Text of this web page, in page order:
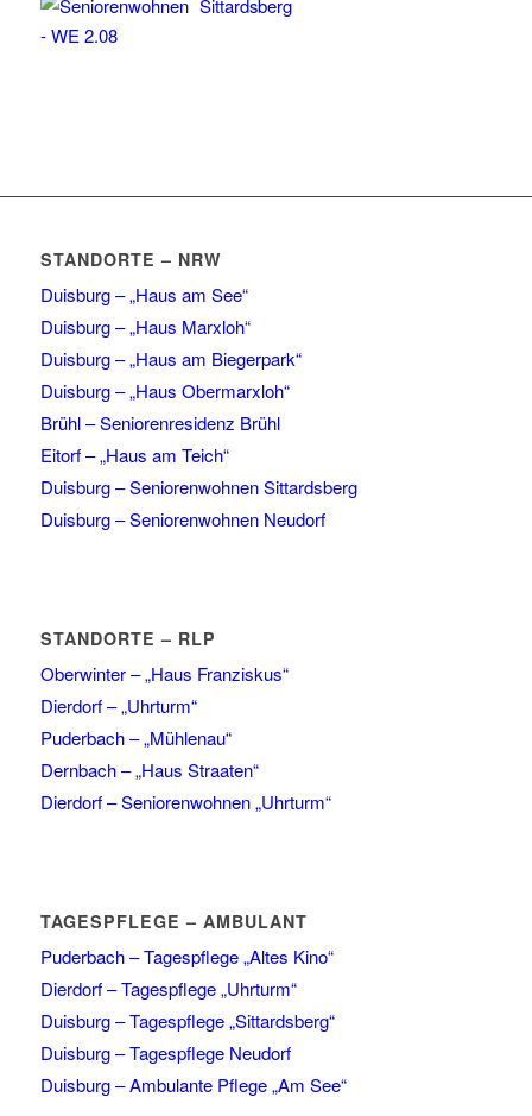
STANDORTE – NRW
Duisburg – „Haus am See“
Duisburg – „Haus Marxloh“
Duisburg – „Haus am Biegerpark“
Duisburg – „Haus Obermarxloh“
Brühl – Seniorenresidenz Brühl
Eitorf – „Haus am Teich“
Duisburg – Seniorenwohnen Sittardsberg
Duisburg – Seniorenwohnen Neudorf
STANDORTE – RLP
Oberwinter – „Haus Franziskus“
Dierdorf – „Uhrturm“
Puderbach – „Mühlenau“
Dernbach – „Haus Straaten“
Dierdorf – Seniorenwohnen „Uhrturm“
TAGESPFLEGE – AMBULANT
Puderbach – Tagespflege „Altes Kino“
Dierdorf – Tagespflege „Uhrturm“
Duisburg – Tagespflege „Sittardsberg“
Duisburg – Tagespflege Neudorf
Duisburg – Ambulante Pflege „Am See“